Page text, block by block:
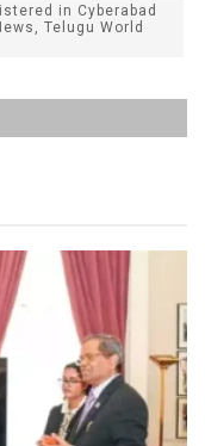
in Cyberabad
Telugu World